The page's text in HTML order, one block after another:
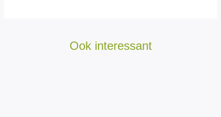
Ook interessant